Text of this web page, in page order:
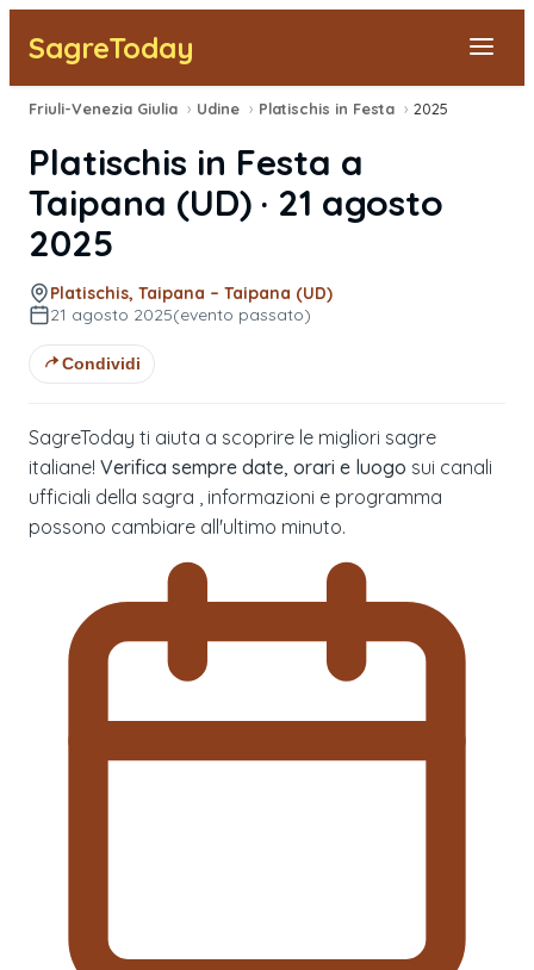
SagreToday
Segnala una sagra
Tutte le Sagre
Vicino a Me
Friuli-Venezia Giulia › Udine › Platischis in Festa › 2025
Platischis in Festa a
Taipana (UD) · 21 agosto
2025
Platischis, Taipana – Taipana (UD)
21 agosto 2025(evento passato)
Condividi
SagreToday ti aiuta a scoprire le migliori sagre
italiane! Verifica sempre date, orari e luogo sui canali
ufficiali della sagra , informazioni e programma
possono cambiare all'ultimo minuto.